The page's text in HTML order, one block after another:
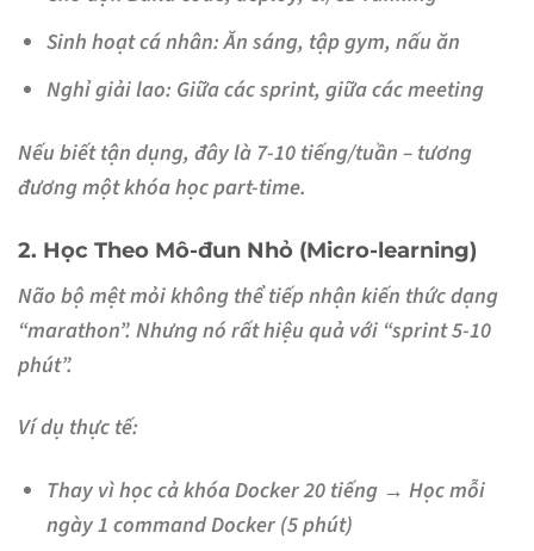
Sinh hoạt cá nhân: Ăn sáng, tập gym, nấu ăn
Nghỉ giải lao: Giữa các sprint, giữa các meeting
Nếu biết tận dụng, đây là 7-10 tiếng/tuần– tương
đương một khóa học part-time.
2. Học Theo Mô-đun Nhỏ (Micro-learning)
Não bộ mệt mỏi không thể tiếp nhận kiến thức dạng
“marathon”. Nhưng nó rất hiệu quả với “sprint 5-10
phút”.
Ví dụ thực tế:
Thay vì học cả khóa Docker 20 tiếng → Học mỗi
ngày 1 command Docker (5 phút)